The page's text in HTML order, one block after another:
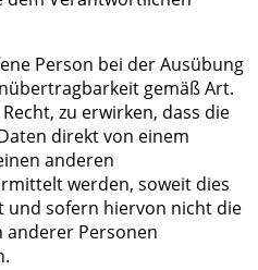
Person bei der Ausübung
gemäß Art.
Recht, zu erwirken, dass die
direkt von einem
anderen
werden, soweit dies
und sofern hiervon nicht die
anderer Personen